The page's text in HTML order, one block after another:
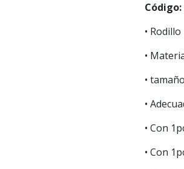
Código:
•
•
•
•
• Con
• Con